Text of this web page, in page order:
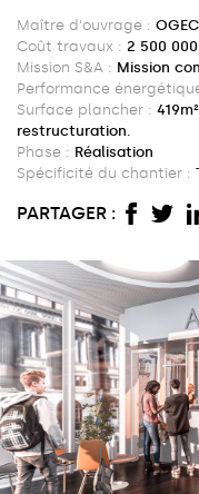
Maître d'ouvrage :
Coût travaux : 2 500
Mission S&A : Mission
Performance
Surface plancher :
restructuration.
Phase : Réalisation
Spécificité du chantier :
PARTAGER :